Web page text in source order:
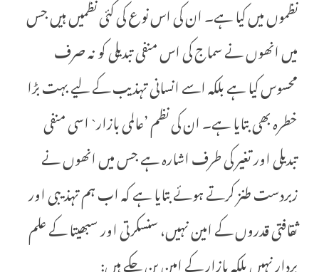
نظموں میں کیا ہے۔ ان کی اس نوع کی کئی نظمیں ہیں جس
میں انھوں نے سماج کی اس منفی تبدیلی کو نہ صرف
محسوس کیا ہے بلکہ اسے انسانی تہذیب کے لیے بہت بڑا
خطرہ بھی بتایا ہے۔ ان کی نظم ’عالمی بازار` اسی منفی
تبدیلی اور تغیر کی طرف اشارہ ہے جس میں انھوں نے
زبردست طنز کرتے ہوئے بتایا ہے کہ اب ہم تہذیبی اور
ثقافتی قدروں کے امین نہیں، سنسکرتی اور سبھیتا کے علم
بردار نہیں بلکہ بازار کے امین بن چکے ہیں: